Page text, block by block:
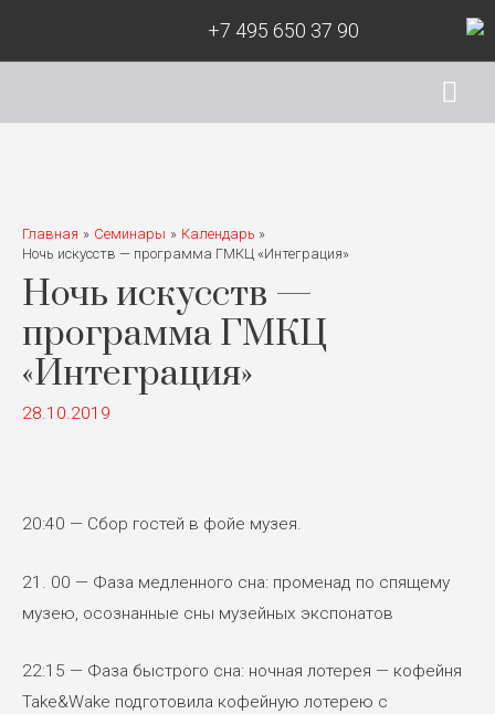
+7 495 650 37 90
Главная Семинары
Календарь
Ночь искусств — программа ГМКЦ «Интеграция»
Ночь искусств —
программа ГМКЦ
«Интеграция»
28.10.2019
20:40 — Сбор гостей в фойе музея.
21. 00 — Фаза медленного сна: променад по спящему
музею, осознанные сны музейных экспонатов
22:15 — Фаза быстрого сна: ночная лотерея — кофейня
Take&Wake подготовила кофейную лотерею с